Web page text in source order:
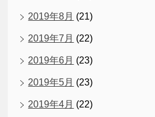
2019年8月 (21)
2019年7月 (22)
2019年6月 (23)
2019年5月 (23)
2019年4月 (22)